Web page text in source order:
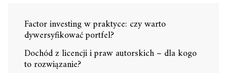
Factor investing w praktyce: czy warto
dywersyfikować portfel?
Dochód z licencji i praw autorskich – dla kogo
to rozwiązanie?